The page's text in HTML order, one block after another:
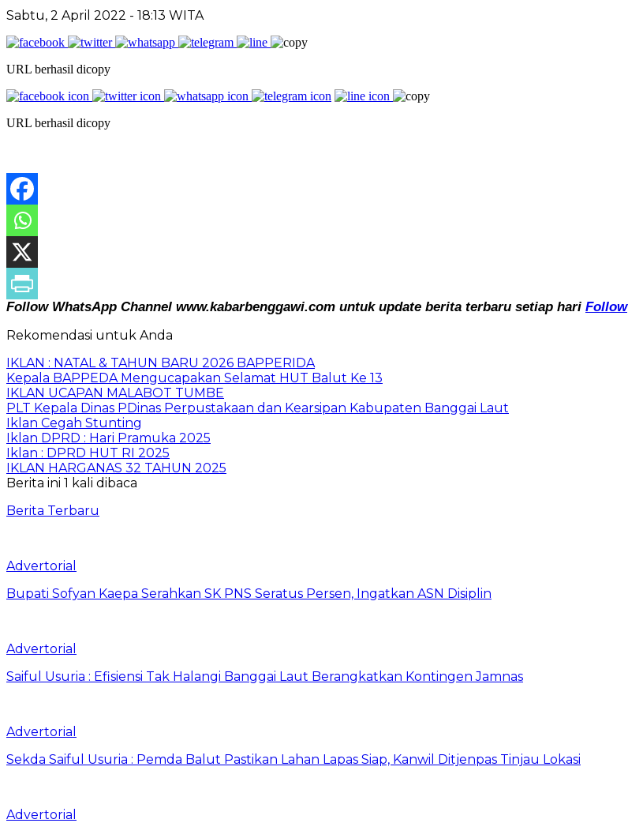
Sabtu, 2 April 2022 - 18:13 WITA
URL berhasil dicopy
URL berhasil dicopy
Follow WhatsApp Channel www.kabarbenggawi.com untuk update berita terbaru setiap hari Follow
Rekomendasi untuk Anda
IKLAN : NATAL & TAHUN BARU 2026 BAPPERIDA
Kepala BAPPEDA Mengucapakan Selamat HUT Balut Ke 13
IKLAN UCAPAN MALABOT TUMBE
PLT Kepala Dinas PDinas Perpustakaan dan Kearsipan Kabupaten Banggai Laut
Iklan Cegah Stunting
Iklan DPRD : Hari Pramuka 2025
Iklan : DPRD HUT RI 2025
IKLAN HARGANAS 32 TAHUN 2025
Berita ini 1 kali dibaca
Berita Terbaru
Advertorial
Bupati Sofyan Kaepa Serahkan SK PNS Seratus Persen, Ingatkan ASN Disiplin
Advertorial
Saiful Usuria : Efisiensi Tak Halangi Banggai Laut Berangkatkan Kontingen Jamnas
Advertorial
Sekda Saiful Usuria : Pemda Balut Pastikan Lahan Lapas Siap, Kanwil Ditjenpas Tinjau Lokasi
Advertorial